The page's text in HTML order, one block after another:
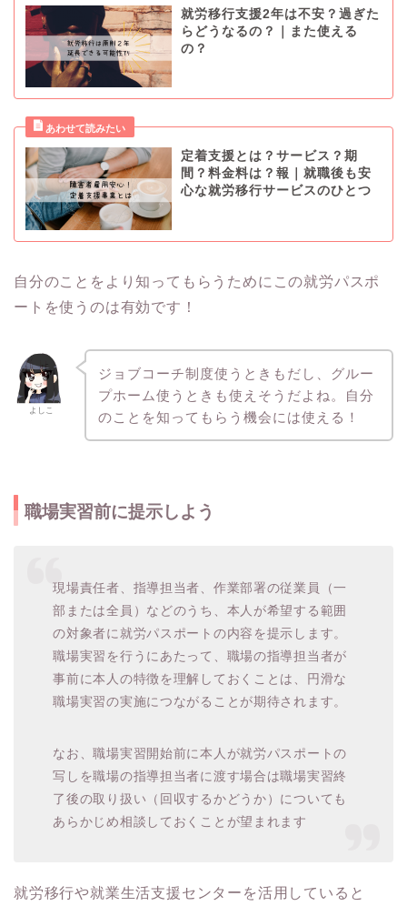
就労移行支援2年は不安？過ぎた
らどうなるの？｜また使える
の？
定着支援とは？サービス？期
間？料金料は？報｜就職後も安
心な就労移行サービスのひとつ
自分のことをより知ってもらうためにこの就労パスポ
ートを使うのは有効です！
よしこ
ジョブコーチ制度使うときもだし、グルー
プホーム使うときも使えそうだよね。自分
のことを知ってもらう機会には使える！
職場実習前に提示しよう
現場責任者、指導担当者、作業部署の従業員（一
部または全員）などのうち、本人が希望する範囲
の対象者に就労パスポートの内容を提示します。
職場実習を行うにあたって、職場の指導担当者が
事前に本人の特徴を理解しておくことは、円滑な
職場実習の実施につながることが期待されます。
なお、職場実習開始前に本人が就労パスポートの
写しを職場の指導担当者に渡す場合は職場実習終
了後の取り扱い（回収するかどうか）についても
あらかじめ相談しておくことが望まれます
就労移行や就業生活支援センターを活用していると